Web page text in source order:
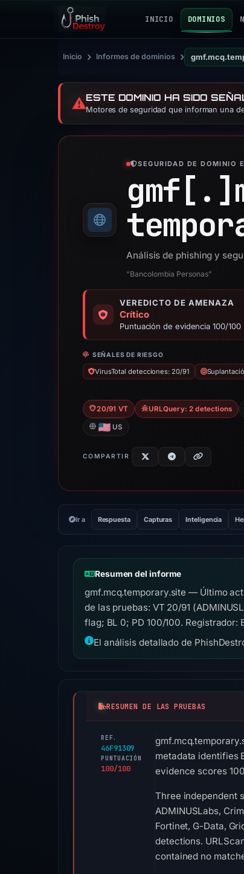
INICIO DOMINIOS
Inicio › Informes de dominios ›
⚠️ESTE DOMINIO HA SIDO
Motores de seguridad que informan una
SEGURIDAD DE DOMINIO
gmf[.]
Análisis de phishing y
“Bancolombia Personas”
VEREDICTO DE AMENAZA
Crítico
Puntuación de evidencia 100/100
SEÑALES DE RIESGO
VirusTotal detecciones: 20/91
20/91 VT URLQuery: 2 detections
US
COMPARTIR
Ir a Respuesta Capturas Inteligencia
Resumen del informe
gmf.mcq.temporary.site — Último
de las pruebas: VT 20/91
flag; BL 0; PD 100/100. Registrador:
El análisis detallado de
RESUMEN DE LAS PRUEBAS
REF.
46F91309
PUNTUACIÓN
100/100
metadata identifies
evidence scores
Three independent
ADMINUSLabs,
Fortinet, G-Data,
detections.
contained no